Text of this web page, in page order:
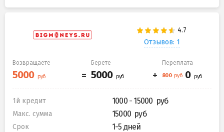
Отзывов: 1
Возвращаете Берете Переплата
1й кредит 1000 - 15000
Макс. сумма 15000
Срок 1-5 дней